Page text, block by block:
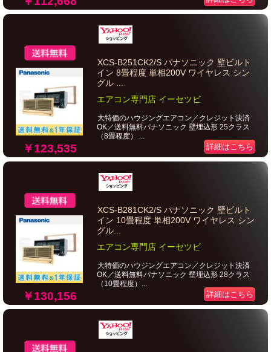
￥123,535
XCS-B251CK2/S パナソニック 壁ビルト
イン 8畳程度 単相200V ワイヤレス シン
グル ...
エアコン専門店 イーセツビ
大特価のハウジングエアコン／クレジット決済
OK／送料無料パナソニック 壁埋込形 25クラス
（8畳程度） ...
詳細はこちら
￥130,156
XCS-B281CK2/S パナソニック 壁ビルト
イン 10畳程度 単相200V ワイヤレス シン
グル...
エアコン専門店 イーセツビ
大特価のハウジングエアコン／クレジット決済
OK／送料無料パナソニック 壁埋込形 28クラス
（10畳程度）...
詳細はこちら